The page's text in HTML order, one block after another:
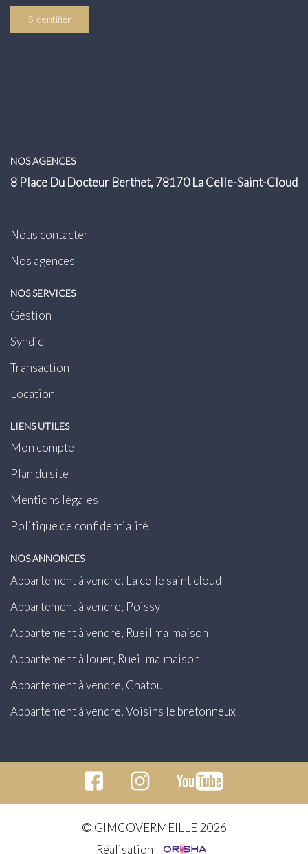
S'identifier
NOS AGENCES
8 Place Du Docteur Berthet, 78170 La Celle-Saint-Cloud
Nous contacter
Nos agences
NOS SERVICES
Gestion
Syndic
Transaction
Location
LIENS UTILES
Mon compte
Plan du site
Mentions légales
Politique de confidentialité
NOS ANNONCES
Appartement à vendre, La celle saint cloud
Appartement à vendre, Poissy
Appartement à vendre, Rueil malmaison
Appartement à louer, Rueil malmaison
Appartement à vendre, Chatou
Appartement à vendre, Voisins le bretonneux
© GIMCOVERMEILLE 2026
Réalisation